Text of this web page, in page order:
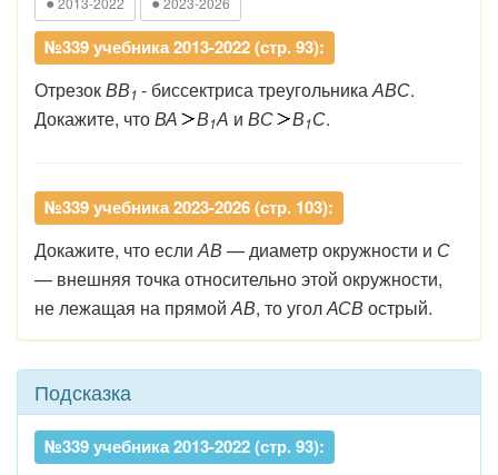
№339 учебника 2013-2022 (стр. 93):
ОтрезокВВ1 - биссектриса треугольникаАВС.
Докажите, чтоВА В1А и ВС В1С.
№339 учебника 2023-2026 (стр. 103):
Докажите, чтоеслиАВ —диаметрокружности и С
— внешняя точкаотносительноэтой окружности,
нележащая на прямойАВ, тоуголАСВ острый.
Подсказка
№339 учебника 2013-2022 (стр. 93):